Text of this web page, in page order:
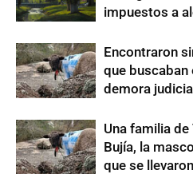
impuestos a
Encontraron
que buscaban
demora
Una familia
Bujía, la
que se